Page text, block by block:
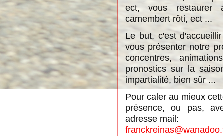
ect, vous restaurer
camembert rôti, ect ...
Le but, c'est
vous présenter notre
concentres,
pronostics sur la
impartialité, bien sûr ...
Pour caler au mieux
présence, ou pas,
adresse mail: